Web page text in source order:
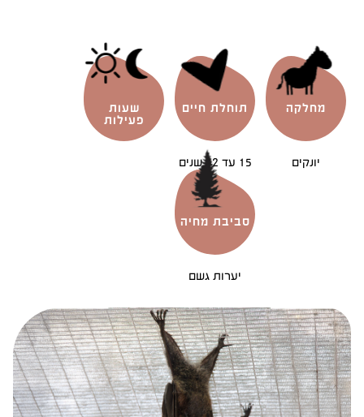
מחלקה
יונקים
תוחלת חיים
15 עד 32 שנים
שעות
פעילות
סביבת מחיה
יערות גשם